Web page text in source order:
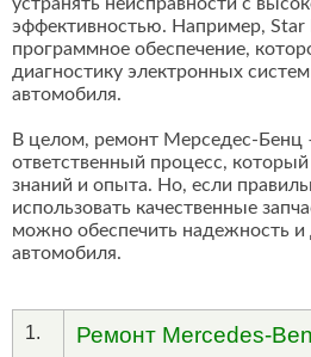
эффективностью. Например, Star
программное обеспечение,
диагностику электронных
автомобиля.
В целом, ремонт Мерседес-Бенц
ответственный процесс,
знаний и опыта. Но, если
использовать качественные
можно обеспечить надежность и
автомобиля.
1. Ремонт Mercedes-